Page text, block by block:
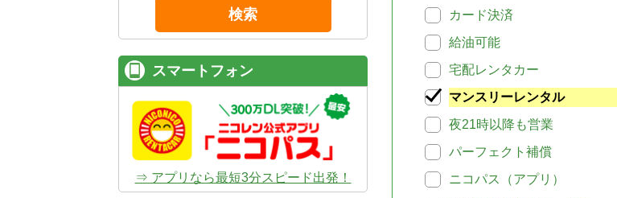
カード決済
給油可能
宅配レンタカー
マンスリーレンタル
夜21時以降も営業
パーフェクト補償
ニコパス（アプリ）
検索
スマートフォン
⇒ アプリなら最短3分スピード出発！